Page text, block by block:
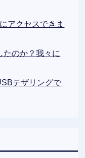
アクセスできま
たのか？我々に
テザリングで